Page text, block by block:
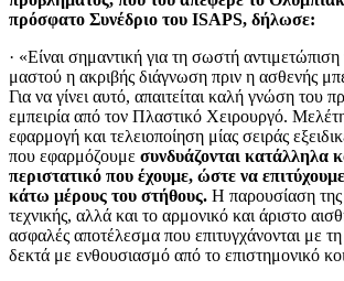
πρόσφατο Συνέδριο του ISAPS, δήλωσε:
· «Είναι σημαντική για τη σωστή
μαστού η ακριβής διάγνωση πριν η ασθενής
Για να γίνει αυτό, απαιτείται καλή γνώση του
εμπειρία από τον Πλαστικό Χειρουργό.
εφαρμογή και τελειοποίηση μίας σειράς
που εφαρμόζουμε συνδυάζονται κατάλληλα
περιστατικό που έχουμε, ώστε να
κάτω μέρους του στήθους. Η παρουσίαση
τεχνικής, αλλά και το αρμονικό και άριστο
ασφαλές αποτέλεσμα που επιτυγχάνονται με
δεκτά με ενθουσιασμό από το επιστημονικό